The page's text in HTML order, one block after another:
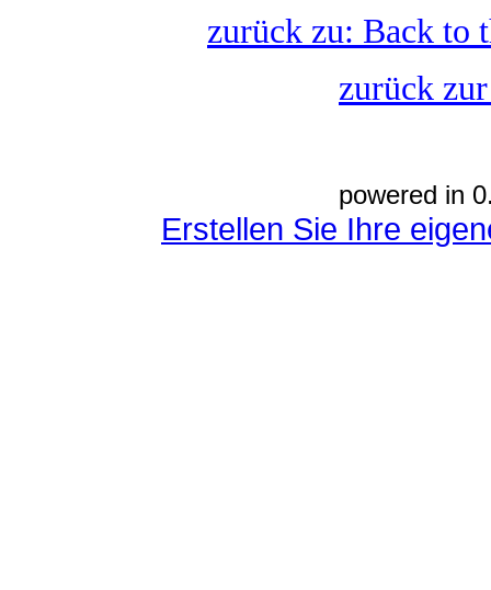
zurück zu: Back to
zurück
powered in
Erstellen Sie Ihre